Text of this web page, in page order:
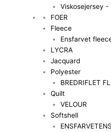
Viskosejersey -
FOER
Fleece
Ensfarvet
LYCRA
Jacquard
Polyester
BREDRIFLET
Quilt
VELOUR
Softshell
ENSFARVET